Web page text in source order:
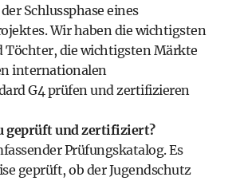
Schlussphase eines
Wir haben die wichtigsten
Töchter, die wichtigsten Märkte
internationalen
G4 prüfen und zertifizieren
geprüft und zertifiziert?
Prüfungskatalog. Es
geprüft, ob der Jugendschutz